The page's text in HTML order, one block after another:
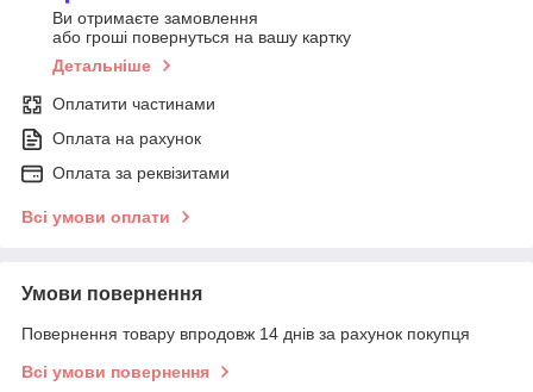
Ви отримаєте замовлення
або гроші повернуться на вашу картку
Детальніше
Оплатити частинами
Оплата на рахунок
Оплата за реквізитами
Всі умови оплати
Умови повернення
Повернення товару впродовж 14 днів за рахунок покупця
Всі умови повернення